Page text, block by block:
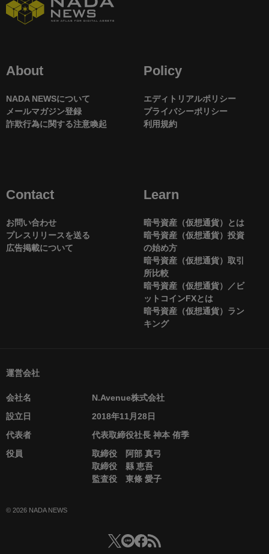
About
NADA NEWSについて
メールマガジン登録
詐欺行為に関する注意喚起
Policy
エディトリアルポリシー
プライバシーポリシー
利用規約
Contact
お問い合わせ
プレスリリースを送る
広告掲載について
Learn
暗号資産（仮想通貨）とは
暗号資産（仮想通貨）投資
の始め方
暗号資産（仮想通貨）取引
所比較
暗号資産（仮想通貨）／ビ
ットコインFXとは
暗号資産（仮想通貨）ラン
キング
運営会社
会社名
N.Avenue株式会社
設立日
2018年11月28日
代表者
代表取締役社長 神本 侑季
役員
取締役 阿部 真弓
取締役 縣 恵吾
監査役 東條 愛子
© 2026 NADA NEWS